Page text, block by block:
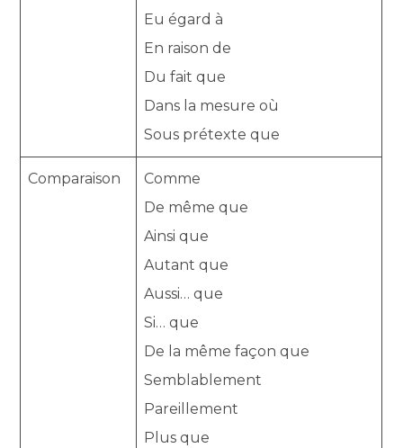
Eu égard à
En raison de
Du fait que
Dans la mesure où
Sous prétexte que
Comparaison
Comme
De même que
Ainsi que
Autant que
Aussi… que
Si… que
De la même façon que
Semblablement
Pareillement
Plus que